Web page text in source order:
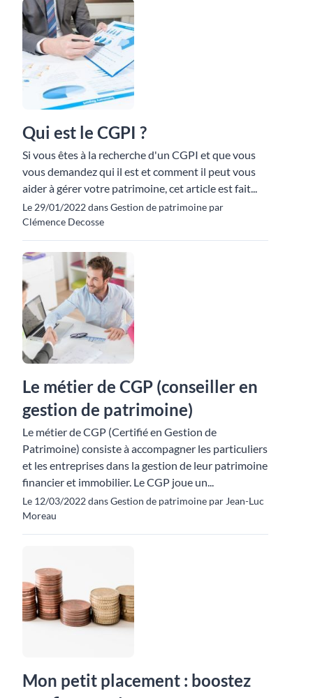
Qui est le CGPI ?
Si vous êtes à la recherche d'un CGPI et que vous
vous demandez qui il est et comment il peut vous
aider à gérer votre patrimoine, cet article est fait...
Le 29/01/2022 dans Gestion de patrimoine par
Clémence Decosse
Le métier de CGP (conseiller en
gestion de patrimoine)
Le métier de CGP (Certifié en Gestion de
Patrimoine) consiste à accompagner les particuliers
et les entreprises dans la gestion de leur patrimoine
financier et immobilier. Le CGP joue un...
Le 12/03/2022 dans Gestion de patrimoine par Jean-Luc
Moreau
Mon petit placement : boostez